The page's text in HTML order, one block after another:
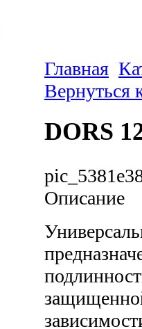
Главная
Вернуться
DORS
Описание